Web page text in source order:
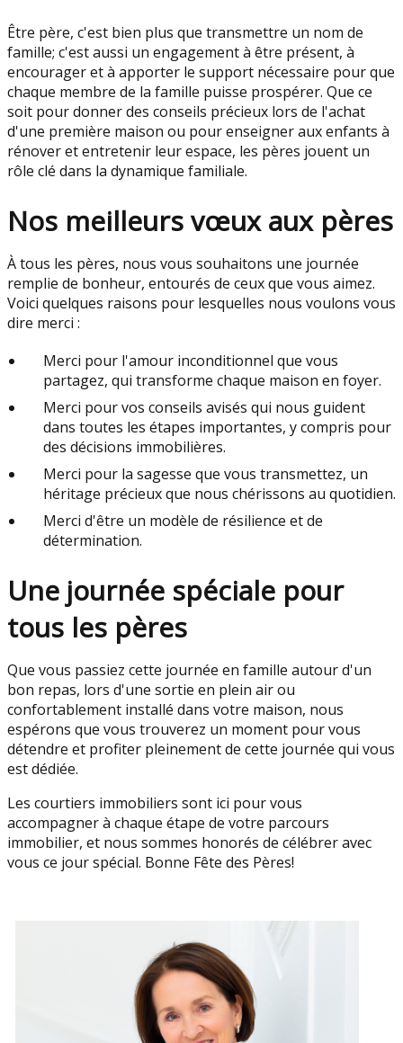
Être père, c'est bien plus que transmettre un nom de
famille; c'est aussi un engagement à être présent, à
encourager et à apporter le support nécessaire pour que
chaque membre de la famille puisse prospérer. Que ce
soit pour donner des conseils précieux lors de l'achat
d'une première maison ou pour enseigner aux enfants à
rénover et entretenir leur espace, les pères jouent un
rôle clé dans la dynamique familiale.
Nos meilleurs vœux aux pères
À tous les pères, nous vous souhaitons une journée
remplie de bonheur, entourés de ceux que vous aimez.
Voici quelques raisons pour lesquelles nous voulons vous
dire merci :
Merci pour l'amour inconditionnel que vous
partagez, qui transforme chaque maison en foyer.
Merci pour vos conseils avisés qui nous guident
dans toutes les étapes importantes, y compris pour
des décisions immobilières.
Merci pour la sagesse que vous transmettez, un
héritage précieux que nous chérissons au quotidien.
Merci d'être un modèle de résilience et de
détermination.
Une journée spéciale pour
tous les pères
Que vous passiez cette journée en famille autour d'un
bon repas, lors d'une sortie en plein air ou
confortablement installé dans votre maison, nous
espérons que vous trouverez un moment pour vous
détendre et profiter pleinement de cette journée qui vous
est dédiée.
Les courtiers immobiliers sont ici pour vous
accompagner à chaque étape de votre parcours
immobilier, et nous sommes honorés de célébrer avec
vous ce jour spécial. Bonne Fête des Pères!